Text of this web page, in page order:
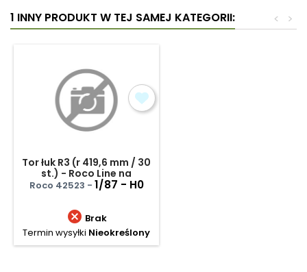
1 INNY PRODUKT W TEJ SAMEJ KATEGORII:
>
<
Tor łuk R3 (r 419,6 mm / 30
st.) - Roco Line na
podłożu
Roco 42523 - 1/87 - H0
 Brak
Termin wysyłki Nieokreślony